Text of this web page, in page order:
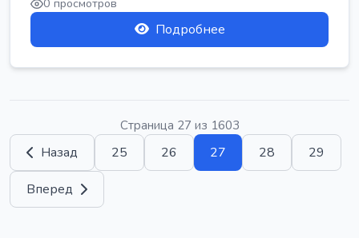
0 просмотров
Подробнее
Страница 27 из 1603
Назад 25 26 27 28 29
Вперед